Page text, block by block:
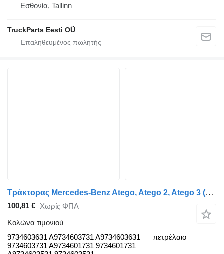
Εσθονία, Tallinn
TruckParts Eesti OÜ
Τράκτορας Mercedes-Benz Atego, Atego 2, Atego 3 (1996-) για κολώνα τιμονιού Mercedes-Benz Atego 1318 (01.98-12.04) 9734603631
100,81 € Χωρίς ΦΠΑ
Κολώνα τιμονιού
9734603631 A9734603731 A9734603631
9734603731 A9734601731 9734601731
πετρέλαιο